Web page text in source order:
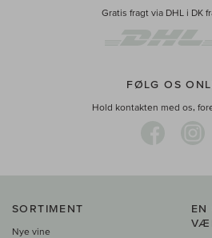
Gratis fragt via DHL i DK
FØLG OS
Hold kontakten med os,
SORTIMENT
Nye vine
EN